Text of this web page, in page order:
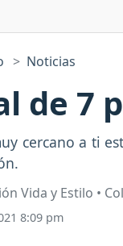
Noticias
de 7
cercano a ti
Vida y Estilo •
8:09 pm